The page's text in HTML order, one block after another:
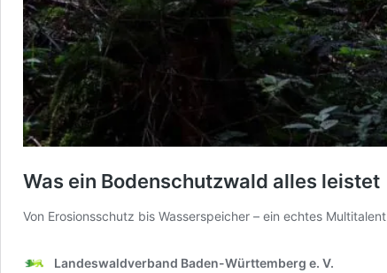
Was ein Bodenschutzwald alles leistet
Von Erosionsschutz bis Wasserspeicher – ein echtes Multitalent
Landeswaldverband Baden-Württemberg e. V.